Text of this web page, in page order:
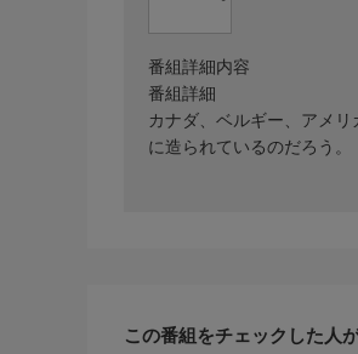
番組詳細内容
番組詳細
カナダ、ベルギー、アメ
に造られているのだろう。
この番組をチェックした人